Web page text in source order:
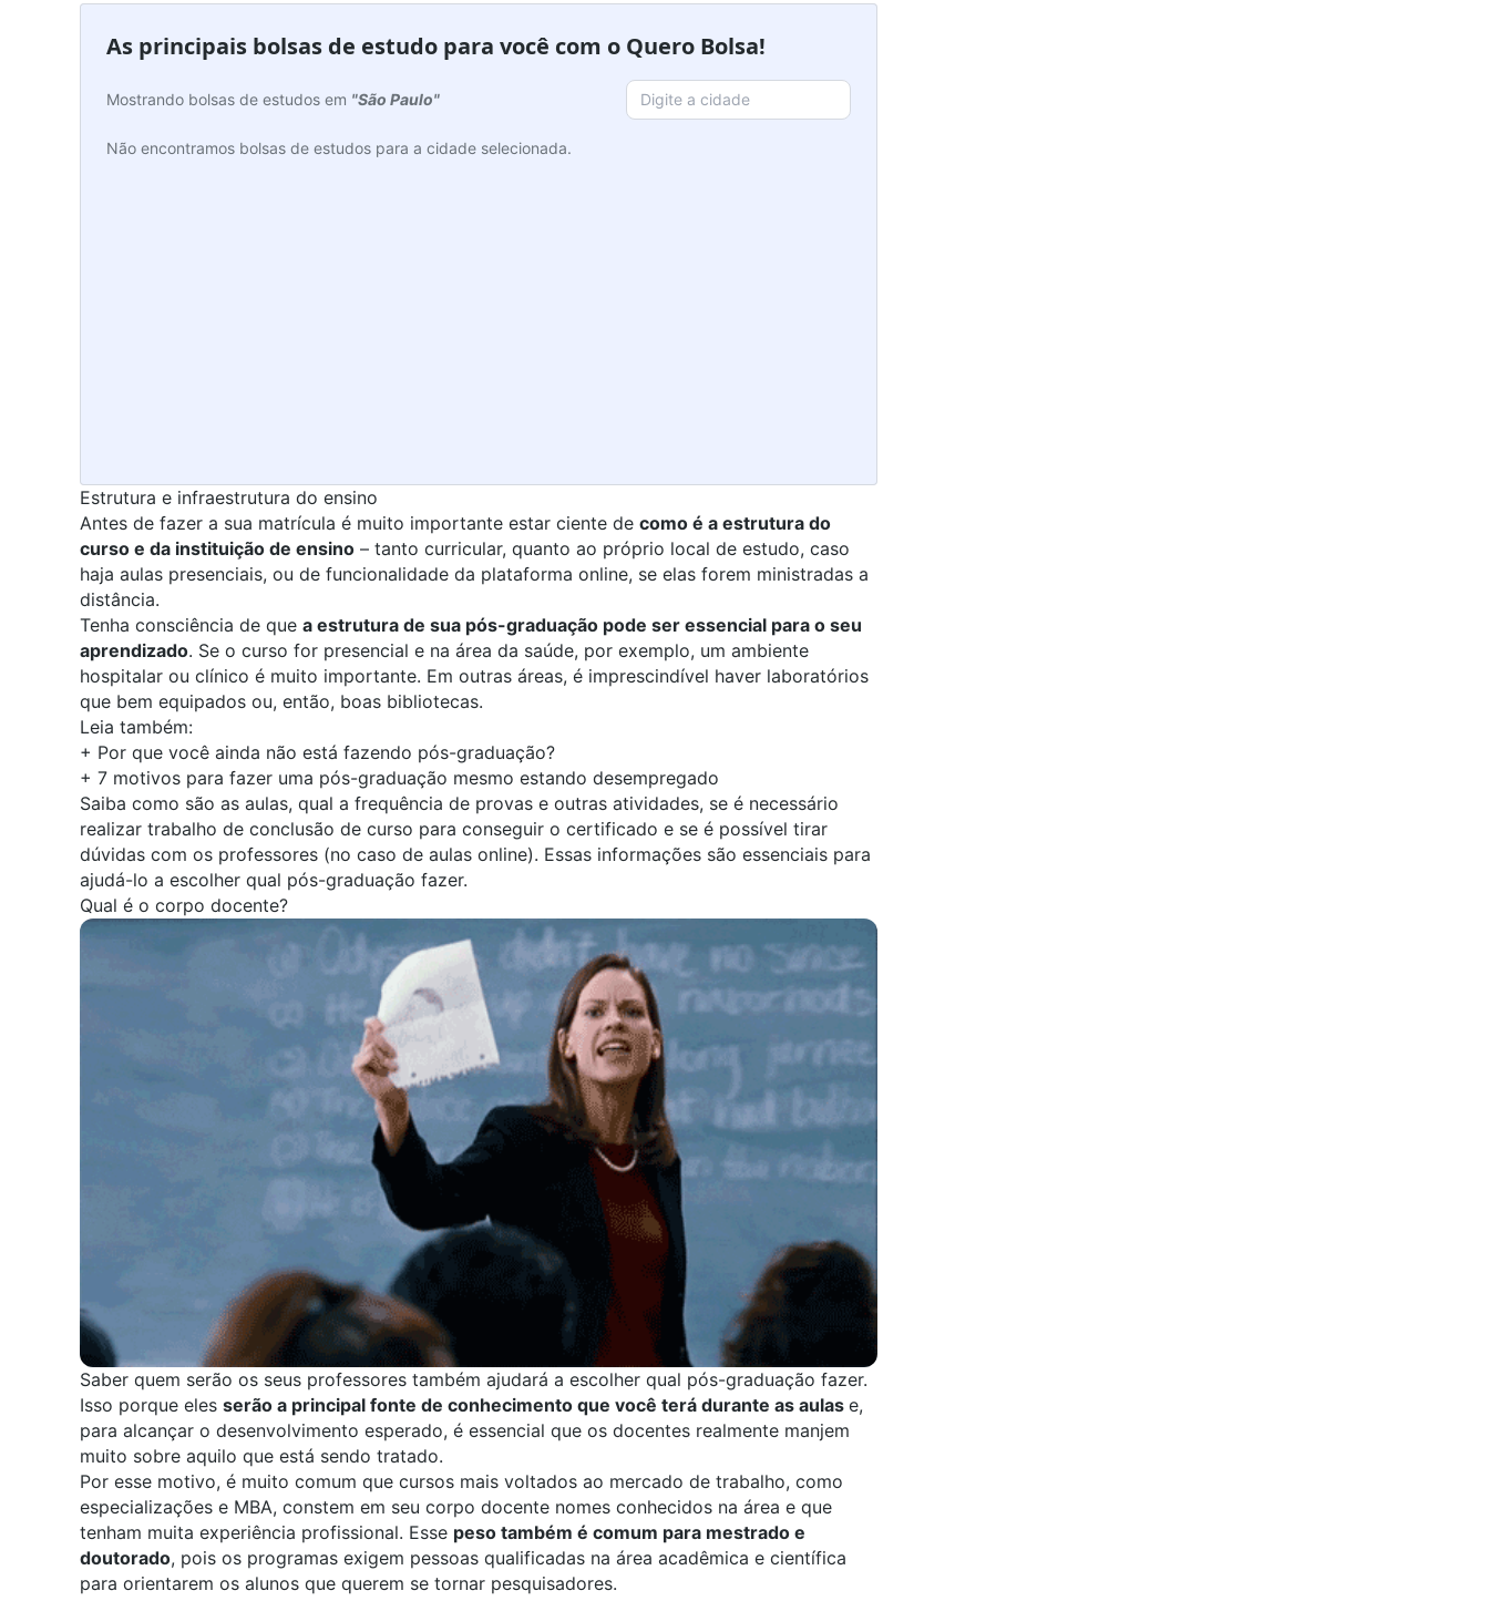
As principais bolsas de estudo para você com o Quero Bolsa!
Mostrando bolsas de estudos em "São Paulo"
Não encontramos bolsas de estudos para a cidade selecionada.
Estrutura e infraestrutura do ensino
Antes de fazer a sua matrícula é muito importante estar ciente de como é a estrutura do
curso e da instituição de ensino – tanto curricular, quanto ao próprio local de estudo, caso
haja aulas presenciais, ou de funcionalidade da plataforma online, se elas forem ministradas a
distância.
Tenha consciência de que a estrutura de sua pós-graduação pode ser essencial para o seu
aprendizado. Se o curso for presencial e na área da saúde, por exemplo, um ambiente
hospitalar ou clínico é muito importante. Em outras áreas, é imprescindível haver laboratórios
que bem equipados ou, então, boas bibliotecas.
Leia também:
+ Por que você ainda não está fazendo pós-graduação?
+ 7 motivos para fazer uma pós-graduação mesmo estando desempregado
Saiba como são as aulas, qual a frequência de provas e outras atividades, se é necessário
realizar trabalho de conclusão de curso para conseguir o certificado e se é possível tirar
dúvidas com os professores (no caso de aulas online). Essas informações são essenciais para
ajudá-lo a escolher qual pós-graduação fazer.
Qual é o corpo docente?
Saber quem serão os seus professores também ajudará a escolher qual pós-graduação fazer.
Isso porque eles serão a principal fonte de conhecimento que você terá durante as aulas e,
para alcançar o desenvolvimento esperado, é essencial que os docentes realmente manjem
muito sobre aquilo que está sendo tratado.
Por esse motivo, é muito comum que cursos mais voltados ao mercado de trabalho, como
especializações e MBA, constem em seu corpo docente nomes conhecidos na área e que
tenham muita experiência profissional. Esse peso também é comum para mestrado e
doutorado, pois os programas exigem pessoas qualificadas na área acadêmica e científica
para orientarem os alunos que querem se tornar pesquisadores.